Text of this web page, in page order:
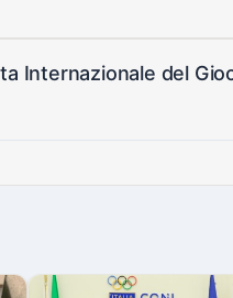
Internazionale del